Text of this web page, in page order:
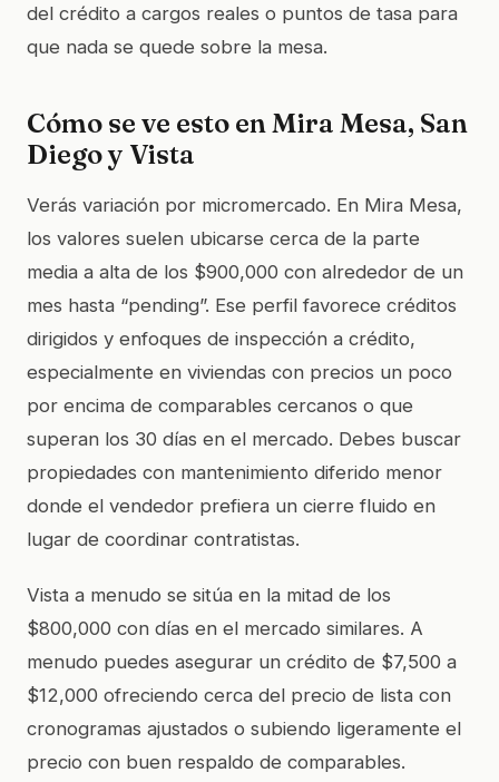
del crédito a cargos reales o puntos de tasa para
que nada se quede sobre la mesa.
Cómo se ve esto en Mira Mesa, San
Diego y Vista
Verás variación por micromercado. En Mira Mesa,
los valores suelen ubicarse cerca de la parte
media a alta de los $900,000 con alrededor de un
mes hasta “pending”. Ese perfil favorece créditos
dirigidos y enfoques de inspección a crédito,
especialmente en viviendas con precios un poco
por encima de comparables cercanos o que
superan los 30 días en el mercado. Debes buscar
propiedades con mantenimiento diferido menor
donde el vendedor prefiera un cierre fluido en
lugar de coordinar contratistas.
Vista a menudo se sitúa en la mitad de los
$800,000 con días en el mercado similares. A
menudo puedes asegurar un crédito de $7,500 a
$12,000 ofreciendo cerca del precio de lista con
cronogramas ajustados o subiendo ligeramente el
precio con buen respaldo de comparables.